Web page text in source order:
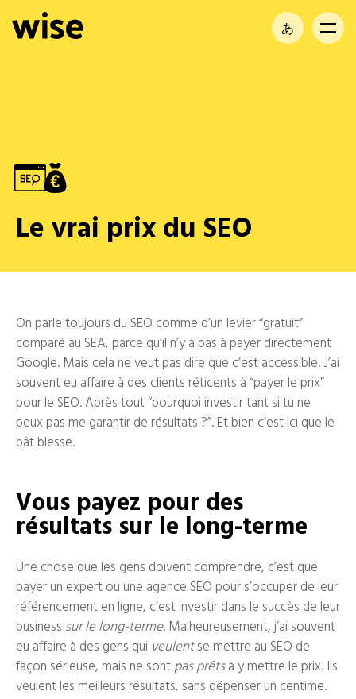
あ
Le vrai prix du SEO
On parle toujours du SEO comme d’un levier “gratuit”
comparé au SEA, parce qu’il n’y a pas à payer directement
Google. Mais cela ne veut pas dire que c’est accessible. J’ai
souvent eu affaire à des clients réticents à “payer le prix”
pour le SEO. Après tout “pourquoi investir tant si tu ne
peux pas me garantir de résultats ?”. Et bien c’est ici que le
bât blesse.
Vous payez pour des
résultats sur le long-terme
Une chose que les gens doivent comprendre, c’est que
payer un expert ou une agence SEO pour s’occuper de leur
référencement en ligne, c’est investir dans le succès de leur
business sur le long-terme. Malheureusement, j’ai souvent
eu affaire à des gens qui veulentse mettre au SEO de
façon sérieuse, mais ne sont pas prêtsà y mettre le prix. Ils
veulent les meilleurs résultats, sans dépenser un centime.